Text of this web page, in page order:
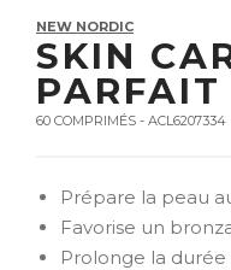
NEW NORDIC
SKIN
PARFAIT
60 COMPRIMÉS - ACL6207334
Prépare la peau
Favorise un
Prolonge la